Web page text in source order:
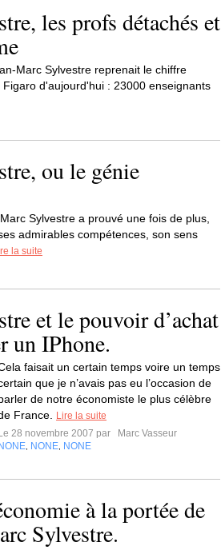
les profs détachés et
Marc Sylvestre reprenait le chiffre
d'aujourd'hui : 23000 enseignants
ou le génie
Sylvestre a prouvé une fois de plus,
admirables compétences, son sens
la suite
et le pouvoir d’achat
un IPhone.
faisait un certain temps voire un temps
que je n’avais pas eu l’occasion de
de notre économiste le plus célèbre
France.
Lire la suite
Le 28 novembre 2007 par
Marc Vasseur
NONE NONE NONE
à la portée de
Sylvestre.